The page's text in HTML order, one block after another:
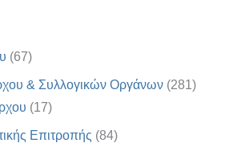
(67)
& Συλλογικών Οργάνων (281)
(17)
Επιτροπής (84)